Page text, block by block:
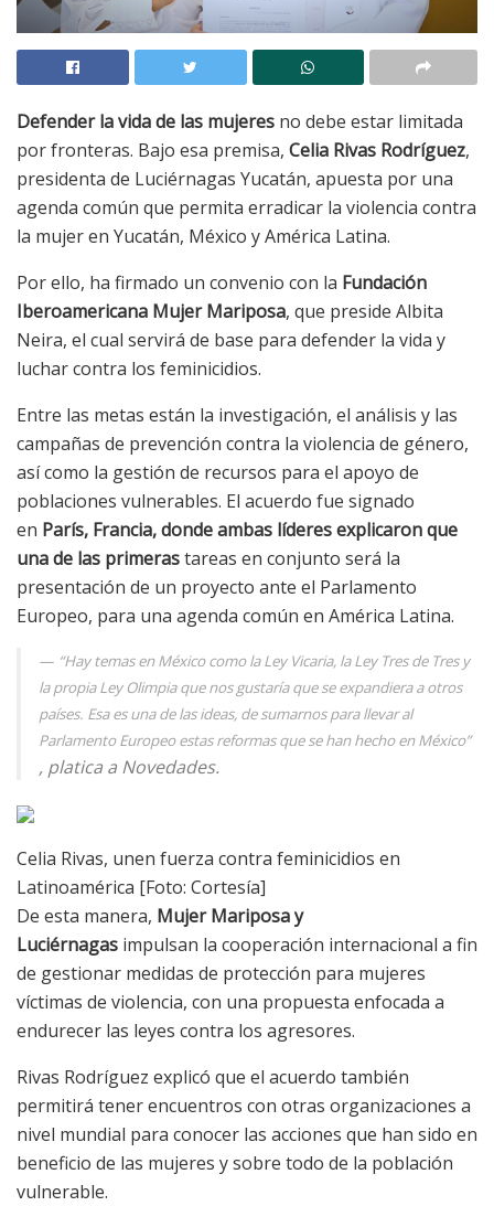
Defender la vida de las mujeres no debe estar limitada
por fronteras. Bajo esa premisa, Celia Rivas Rodríguez,
presidenta de Luciérnagas Yucatán, apuesta por una
agenda común que permita erradicar la violencia contra
la mujer en Yucatán, México y América Latina.
Por ello, ha firmado un convenio con la Fundación
Iberoamericana Mujer Mariposa, que preside Albita
Neira, el cual servirá de base para defender la vida y
luchar contra los feminicidios.
Entre las metas están la investigación, el análisis y las
campañas de prevención contra la violencia de género,
así como la gestión de recursos para el apoyo de
poblaciones vulnerables. El acuerdo fue signado
en París, Francia, donde ambas líderes explicaron que
una de las primerastareas en conjunto será la
presentación de un proyecto ante el Parlamento
Europeo, para una agenda común en América Latina.
“Hay temas en México como la Ley Vicaria, la Ley Tres de Tres y
la propia Ley Olimpia que nos gustaría que se expandiera a otros
países. Esa es una de las ideas, de sumarnos para llevar al
Parlamento Europeo estas reformas que se han hecho en México”
, platica a Novedades.
Celia Rivas, unen fuerza contra feminicidios en
Latinoamérica [Foto: Cortesía]
De esta manera, Mujer Mariposa y
Luciérnagas impulsan la cooperación internacional a fin
de gestionar medidas de protección para mujeres
víctimas de violencia, con una propuesta enfocada a
endurecer las leyes contra los agresores.
Rivas Rodríguez explicó que el acuerdo también
permitirá tener encuentros con otras organizaciones a
nivel mundial para conocer las acciones que han sido en
beneficio de las mujeres y sobre todo de la población
vulnerable.